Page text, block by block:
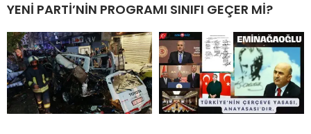
YENİ PARTİ’NİN PROGRAMI SINIFI GEÇER Mİ?